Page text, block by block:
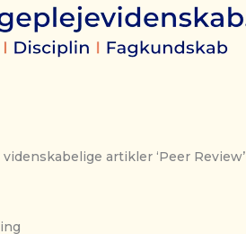
artikler ‘Peer Review’